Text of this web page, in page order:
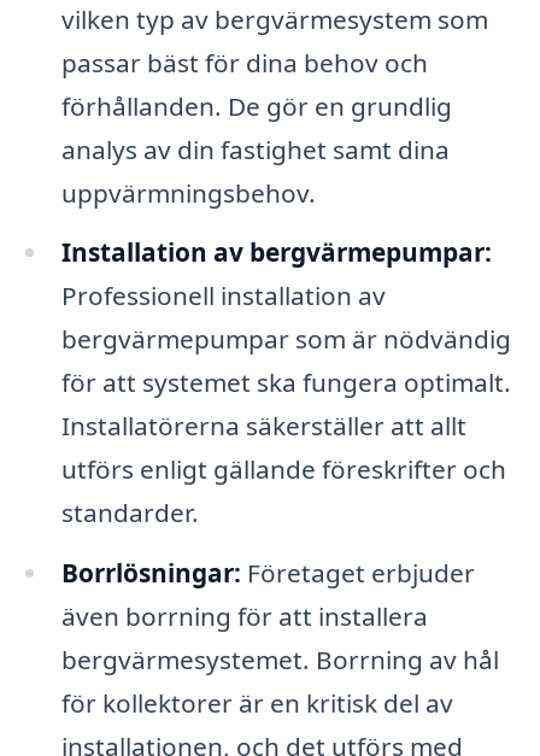
vilken typ av bergvärmesystem som
passar bäst för dina behov och
förhållanden. De gör en grundlig
analys av din fastighet samt dina
uppvärmningsbehov.
Installation av bergvärmepumpar:
Professionell installation av
bergvärmepumpar som är nödvändig
för att systemet ska fungera optimalt.
Installatörerna säkerställer att allt
utförs enligt gällande föreskrifter och
standarder.
Borrlösningar: Företaget erbjuder
även borrning för att installera
bergvärmesystemet. Borrning av hål
för kollektorer är en kritisk del av
installationen, och det utförs med